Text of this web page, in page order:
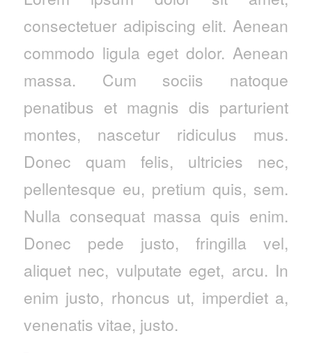
consectetuer adipiscing elit. Aenean
commodo ligula eget dolor. Aenean
massa. Cum sociis natoque
penatibus et magnis dis parturient
montes, nascetur ridiculus mus.
Donec quam felis, ultricies nec,
pellentesque eu, pretium quis, sem.
Nulla consequat massa quis enim.
Donec pede justo, fringilla vel,
aliquet nec, vulputate eget, arcu. In
enim justo, rhoncus ut, imperdiet a,
venenatis vitae, justo.